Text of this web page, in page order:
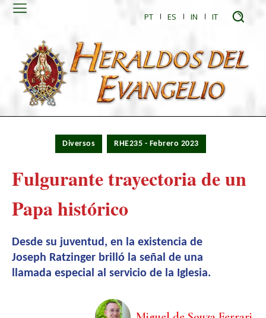
PT ES IN IT
Diversos RHE235 - Febrero 2023
Fulgurante trayectoria de un
Papa histórico
Desde su juventud, en la existencia de
Joseph Ratzinger brilló la señal de una
llamada especial al servicio de la Iglesia.